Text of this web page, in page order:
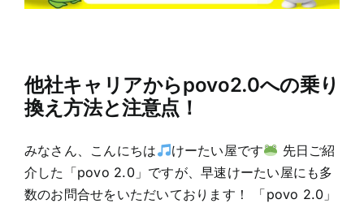
他社キャリアからpovo2.0への乗り
換え方法と注意点！
みなさん、こんにちは けーたい屋です
先日ご紹
介した「povo 2.0」ですが、早速けーたい屋にも多
数のお問合せをいただいております！ 「povo 2.0」